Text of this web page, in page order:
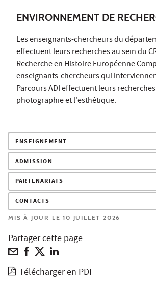
ENVIRONNEMENT DE
Les enseignants-chercheurs du
effectuent leurs recherches au sein du
Recherche en Histoire Européenne
enseignants-chercheurs qui
Parcours ADI effectuent leurs
photographie et l'esthétique.
ENSEIGNEMENT
ADMISSION
PARTENARIATS
CONTACTS
MIS À JOUR LE 10 JUILLET 2026
Partager cette page
Télécharger en PDF